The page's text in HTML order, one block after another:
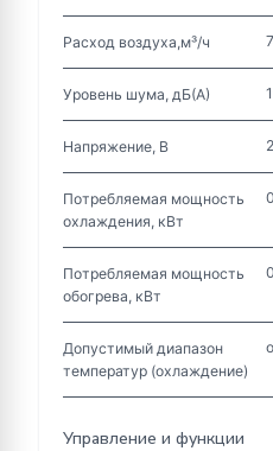
Расход воздуха,м³/ч
Уровень шума, дБ(А)
Напряжение, В
Потребляемая мощность
охлаждения, кВт
Потребляемая мощность
обогрева, кВт
Допустимый диапазон
температур (охлаждение)
Управление и функции